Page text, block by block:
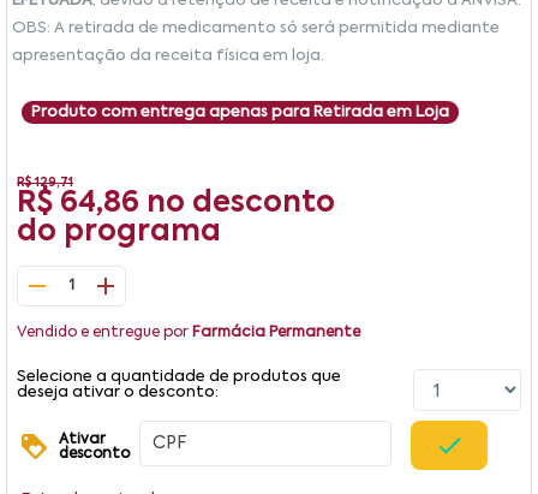
OBS: A retirada de medicamento só será permitida mediante
apresentação da receita física em loja.
Produto com entrega apenas para Retirada em Loja
R$ 129,71
R$ 64,86 no desconto
do programa
1
Vendido e entregue por Farmácia Permanente
Selecione a quantidade de produtos que
deseja ativar o desconto:
Ativar
desconto